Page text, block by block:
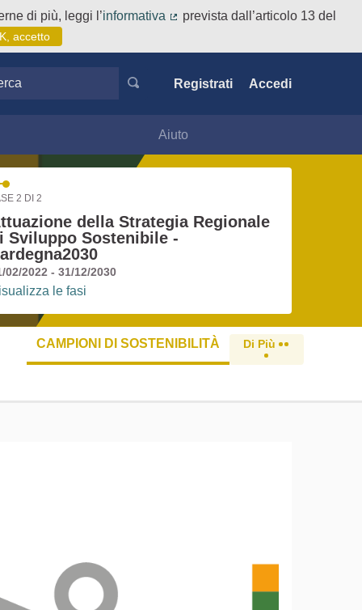
di più, leggi l’informativa
prevista dall’articolo 13 del
accetto
Registrati Accedi
Aiuto
2 DI 2
della Strategia Regionale
Sviluppo Sostenibile -
02/2022 - 31/12/2030
le fasi
CAMPIONI DI SOSTENIBILITÀ Di Più